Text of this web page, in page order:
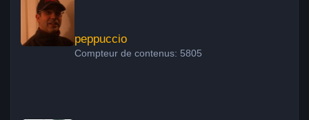
peppuccio
Compteur de contenus: 5805